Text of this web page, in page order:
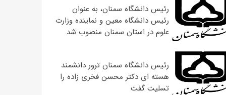
رئیس دانشگاه سمنان، به عنوان
رئیس دانشگاه معین و نماینده وزارت
علوم در استان سمنان منصوب شد
رئیس دانشگاه سمنان ترور دانشمند
هسته ای دکتر محسن فخری زاده را
تسلیت گفت